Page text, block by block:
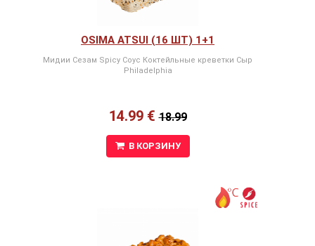
OSIMA ATSUI (16 ШТ) 1+1
Мидии Сезам Spicy Соус Коктейльные креветки Сыр
Philadelphia
14.99 €18.99
В КОРЗИНУ